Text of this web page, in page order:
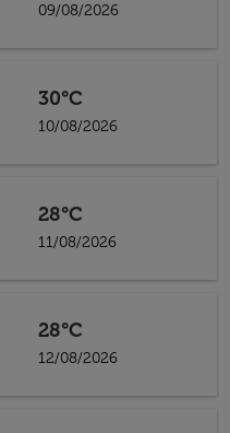
09/08/2026
30°C
10/08/2026
28°C
11/08/2026
28°C
12/08/2026